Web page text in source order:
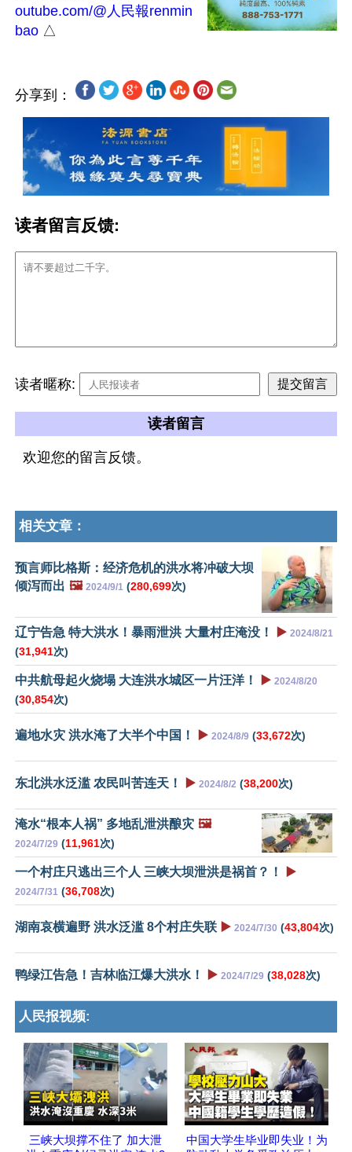
outube.com/@人民報renmin
bao
分享到：
读者留言反馈:
读者暱称:
读者留言
欢迎您的留言反馈。
相关文章：
预言师比格斯：经济危机的洪水将冲破大坝
倾泻而出 🖼️ 2024/9/1 (280,699次)
辽宁告急 特大洪水！暴雨泄洪 大量村庄淹没！ ▶️ 2024/8/21
(31,941次)
中共航母起火烧塌 大连洪水城区一片汪洋！ ▶️ 2024/8/20
(30,854次)
遍地水灾 洪水淹了大半个中国！ ▶️ 2024/8/9 (33,672次)
东北洪水泛滥 农民叫苦连天！ ▶️ 2024/8/2 (38,200次)
淹水“根本人祸” 多地乱泄洪酿灾 🖼️
2024/7/29 (11,961次)
一个村庄只逃出三个人 三峡大坝泄洪是祸首？！ ▶️
2024/7/31 (36,708次)
湖南哀横遍野 洪水泛滥 8个村庄失联 ▶️ 2024/7/30 (43,804次)
鸭绿江告急！吉林临江爆大洪水！ ▶️ 2024/7/29 (38,028次)
人民报视频:
三峡大坝撑不住了 加大泄
中国大学生毕业即失业！为